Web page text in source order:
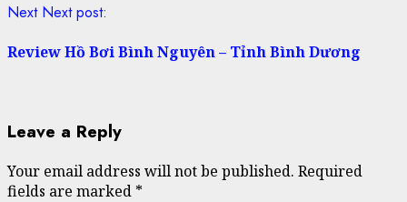
Next Next post:
Review Hồ Bơi Bình Nguyên – Tỉnh Bình Dương
Leave a Reply
Your email address will not be published. Required
fields are marked *